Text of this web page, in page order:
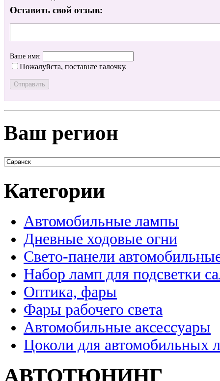
Оставить свой отзыв:
Ваше имя:
Пожалуйста, поставьте галочку.
Ваш регион
Категории
Автомобильные лампы
Дневные ходовые огни
Свето-панели
Набор ламп для подсветки
Оптика, фары
Фары рабочего света
Автомобильные аксессуары
Цоколи для автомобильных
АВТОТЮНИНГ